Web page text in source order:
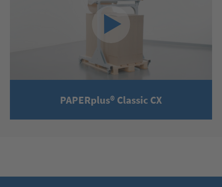
PAPERplus® Classic CX